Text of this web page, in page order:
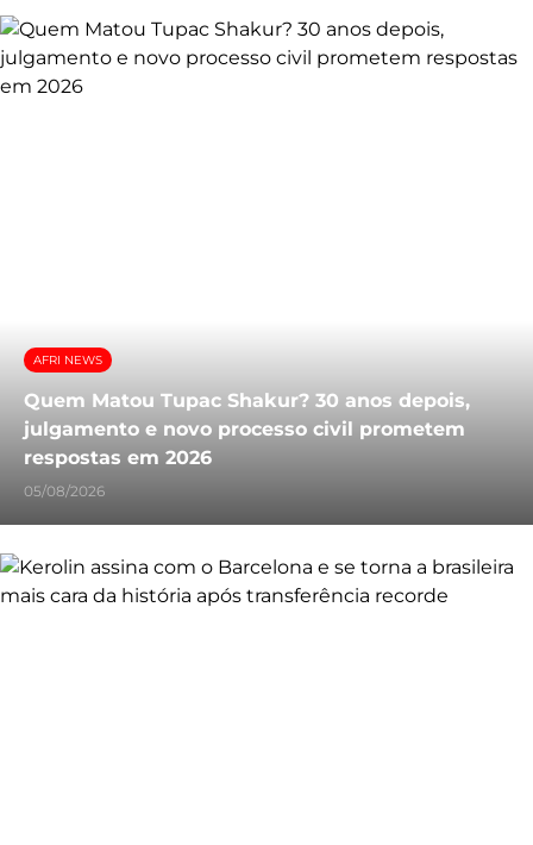
AFRI NEWS
Quem Matou Tupac Shakur? 30 anos depois,
julgamento e novo processo civil prometem
respostas em 2026
05/08/2026